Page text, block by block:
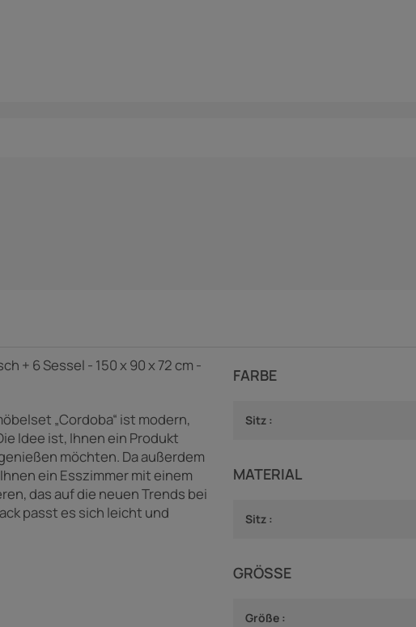
+ 6 Sessel - 150 x 90 x 72 cm -
„Cordoba“ ist modern,
Idee ist, Ihnen ein Produkt
möchten. Da außerdem
ein Esszimmer mit einem
das auf die neuen Trends bei
passt es sich leicht und
FARBE
Sitz :
MATERIAL
Sitz :
GRÖSSE
Größe :